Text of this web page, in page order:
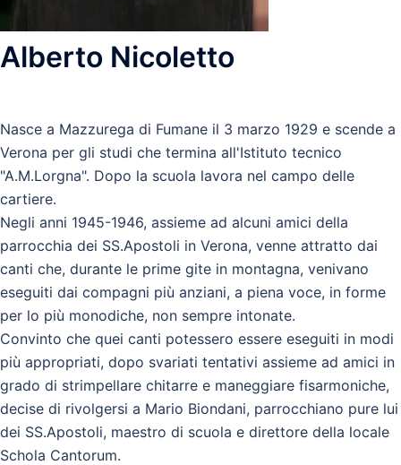
Alberto Nicoletto
Nasce a Mazzurega di Fumane il 3 marzo 1929 e scende a
Verona per gli studi che termina all'Istituto tecnico
"A.M.Lorgna". Dopo la scuola lavora nel campo delle
cartiere.
Negli anni 1945-1946, assieme ad alcuni amici della
parrocchia dei SS.Apostoli in Verona, venne attratto dai
canti che, durante le prime gite in montagna, venivano
eseguiti dai compagni più anziani, a piena voce, in forme
per lo più monodiche, non sempre intonate.
Convinto che quei canti potessero essere eseguiti in modi
più appropriati, dopo svariati tentativi assieme ad amici in
grado di strimpellare chitarre e maneggiare fisarmoniche,
decise di rivolgersi a Mario Biondani, parrocchiano pure lui
dei SS.Apostoli, maestro di scuola e direttore della locale
Schola Cantorum.